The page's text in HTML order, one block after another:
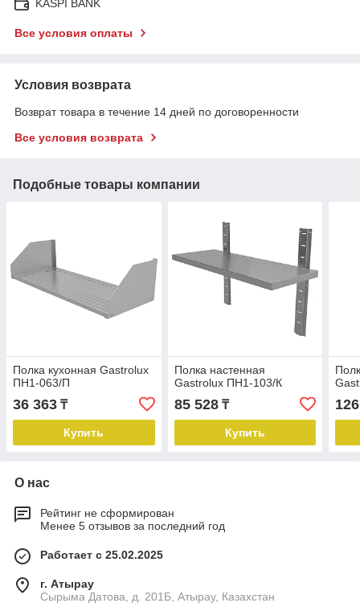
KASPI BANK
Все условия оплаты
Условия возврата
Возврат товара в течение 14 дней по договоренности
Все условия возврата
Подобные товары компании
Полка кухонная Gastrolux
ПН1-063/П
36 363 ₸
Купить
Полка настенная
Gastrolux ПН1-103/К
85 528₸
Купить
О нас
Рейтинг не сформирован
Менее 5 отзывов за последний год
Работает с 25.02.2025
г. Атырау
Сырыма Датова, д. 201Б, Атырау, Казахстан